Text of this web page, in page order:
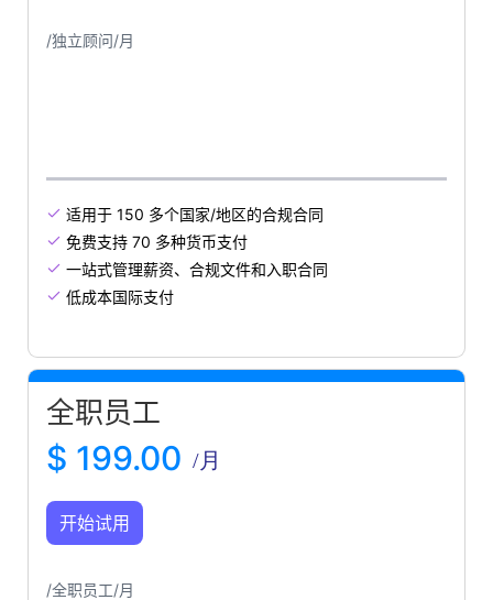
/独立顾问/月
 适用于 150 多个国家/地区的合规合同
 免费支持 70 多种货币支付
 一站式管理薪资、合规文件和入职合同
 低成本国际支付
全职员工
$ 199.00 /月
开始试用
/全职员工/月